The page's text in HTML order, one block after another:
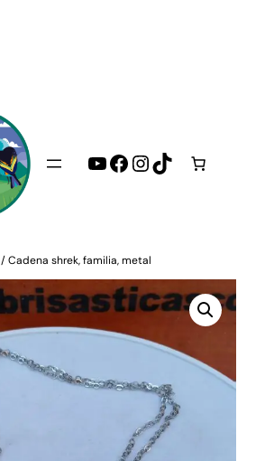
YouTube
Facebook
Instagram
TikTok
/ Cadena shrek, familia, metal